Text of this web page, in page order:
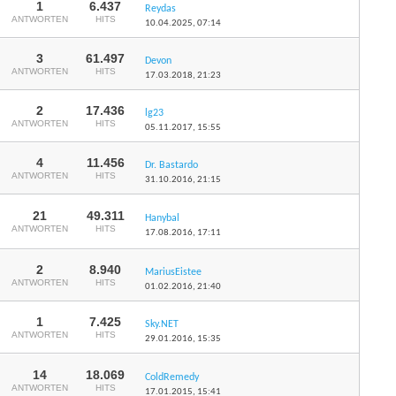
1
ANTWORTEN
6.437
HITS
Reydas
10.04.2025,07:14
3
ANTWORTEN
61.497
HITS
Devon
17.03.2018,21:23
2
ANTWORTEN
17.436
HITS
lg23
05.11.2017, 15:55
4
ANTWORTEN
11.456
HITS
Dr. Bastardo
31.10.2016,21:15
21
ANTWORTEN
49.311
HITS
Hanybal
17.08.2016, 17:11
2
ANTWORTEN
8.940
HITS
MariusEistee
01.02.2016,21:40
1
ANTWORTEN
7.425
HITS
Sky.NET
29.01.2016, 15:35
14
ANTWORTEN
18.069
HITS
ColdRemedy
17.01.2015, 15:41